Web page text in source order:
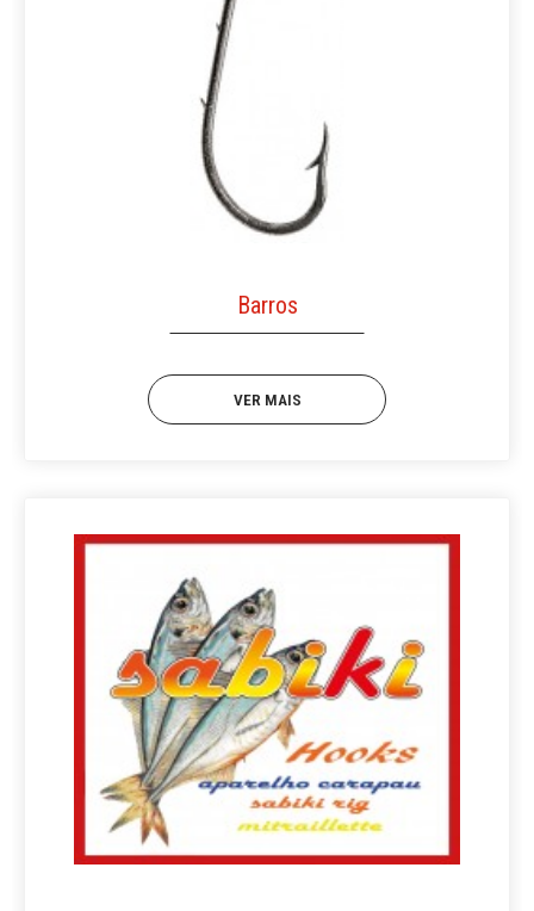
Barros
VER MAIS